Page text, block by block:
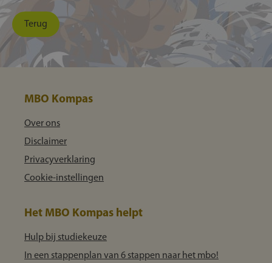
Terug
MBO Kompas
Over ons
Disclaimer
Privacyverklaring
Cookie-instellingen
Het MBO Kompas helpt
Hulp bij studiekeuze
In een stappenplan van 6 stappen naar het mbo!